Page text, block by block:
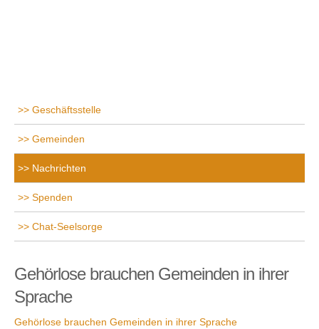
Geschäftsstelle
Gemeinden
Nachrichten
Spenden
Chat-Seelsorge
Gehörlose brauchen Gemeinden in ihrer
Sprache
Gehörlose brauchen Gemeinden in ihrer Sprache